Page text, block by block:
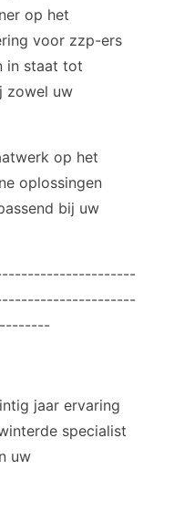
op het
voor zzp-ers
in staat tot
zowel uw
op het
oplossingen
bij uw
jaar ervaring
specialist
uw